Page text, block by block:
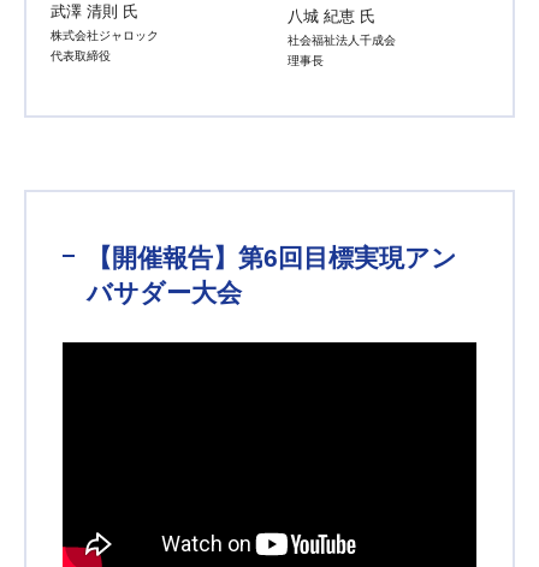
武澤 清則 氏
株式会社ジャロック
代表取締役
八城 紀恵 氏
社会福祉法人千成会
理事長
【開催報告】第6回目標実現アン
バサダー大会